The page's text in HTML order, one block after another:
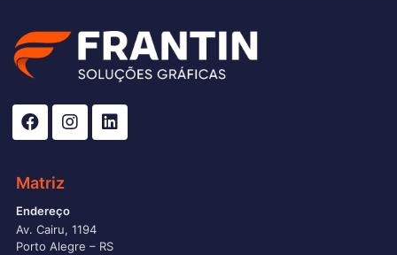
Matriz
Endereço
Av. Cairu, 1194
Porto Alegre – RS